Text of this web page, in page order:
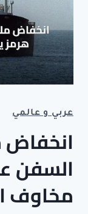
عربي و عالمي
السفن
مخاوف